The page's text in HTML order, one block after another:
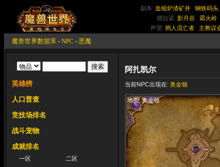
副本: 血槌炉渣矿井
钢铁码头
德拉诺: 影月谷
霜火岭
声望: 鸦人流亡者 主教议
魔兽世界数据库 - NPC - 恶魔
英雄榜
人口普查
竞技场排名
战斗宠物
成就排名
一区
二区
阿扎凯尔
当前NPC出现在: 奥金顿
地图: 奥金顿